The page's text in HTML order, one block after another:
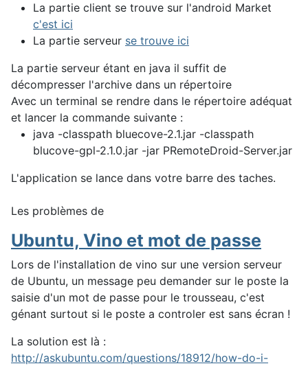
La partie client se trouve sur l'android Market
c'est ici
La partie serveur se trouve ici
La partie serveur étant en java il suffit de
décompresser l'archive dans un répertoire
Avec un terminal se rendre dans le répertoire adéquat
et lancer la commande suivante :
java -classpath bluecove-2.1.jar -classpath
blucove-gpl-2.1.0.jar -jar PRemoteDroid-Server.jar
L'application se lance dans votre barre des taches.
Les problèmes de
Ubuntu, Vino et mot de passe
Lors de l'installation de vino sur une version serveur
de Ubuntu, un message peu demander sur le poste la
saisie d'un mot de passe pour le trousseau, c'est
génant surtout si le poste a controler est sans écran !
La solution est là :
http://askubuntu.com/questions/18912/how-do-i-